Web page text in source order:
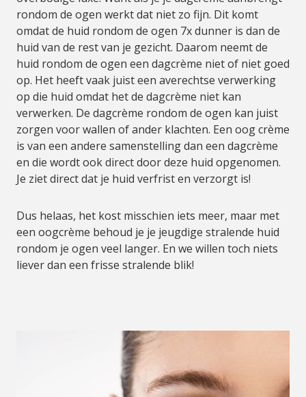
rondom de ogen werkt dat niet zo fijn. Dit komt
omdat de huid rondom de ogen 7x dunner is dan de
huid van de rest van je gezicht. Daarom neemt de
huid rondom de ogen een dagcrème niet of niet goed
op. Het heeft vaak juist een averechtse verwerking
op die huid omdat het de dagcrème niet kan
verwerken. De dagcrème rondom de ogen kan juist
zorgen voor wallen of ander klachten. Een oog crème
is van een andere samenstelling dan een dagcrème
en die wordt ook direct door deze huid opgenomen.
Je ziet direct dat je huid verfrist en verzorgt is!
Dus helaas, het kost misschien iets meer, maar met
een oogcrème behoud je je jeugdige stralende huid
rondom je ogen veel langer. En we willen toch niets
liever dan een frisse stralende blik!